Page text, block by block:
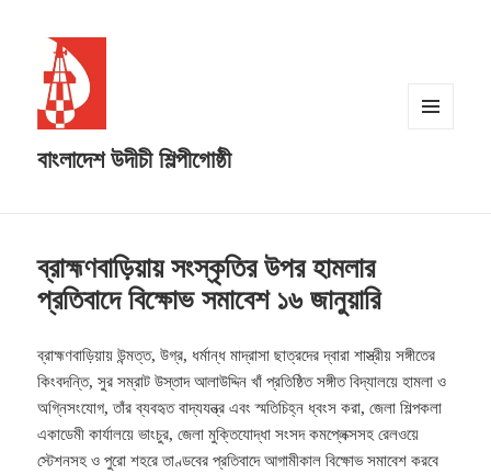
বাংলাদেশ উদীচী শিল্পীগোষ্ঠী
ব্রাহ্মণবাড়িয়ায় সংস্কৃতির উপর হামলার
প্রতিবাদে বিক্ষোভ সমাবেশ ১৬ জানুয়ারি
ব্রাহ্মণবাড়িয়ায় উন্মত্ত, উগ্র, ধর্মান্ধ মাদ্রাসা ছাত্রদের দ্বারা শাস্ত্রীয় সঙ্গীতের
কিংবদন্তি, সুর সম্রাট উস্তাদ আলাউদ্দিন খাঁ প্রতিষ্ঠিত সঙ্গীত বিদ্যালয়ে হামলা ও
অগ্নিসংযোগ, তাঁর ব্যবহৃত বাদ্যযন্ত্র এবং স্মতিচিহ্ন ধ্বংস করা, জেলা শিল্পকলা
একাডেমী কার্যালয়ে ভাংচুর, জেলা মুক্তিযোদ্ধা সংসদ কমপ্লেক্সসহ রেলওয়ে
স্টেশনসহ ও পুরো শহরে তাণ্ডবের প্রতিবাদে আগামীকাল বিক্ষোভ সমাবেশ করবে